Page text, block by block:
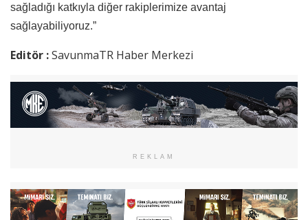
sağladığı katkıyla diğer rakiplerimize avantaj
sağlayabiliyoruz.”
Editör :SavunmaTR Haber Merkezi
REKLAM